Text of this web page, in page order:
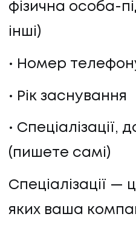
фізична особа-
інші)
Номер
Рік заснування
Спеціалізації,
(пишете самі)
Спеціалізації —
яких ваша